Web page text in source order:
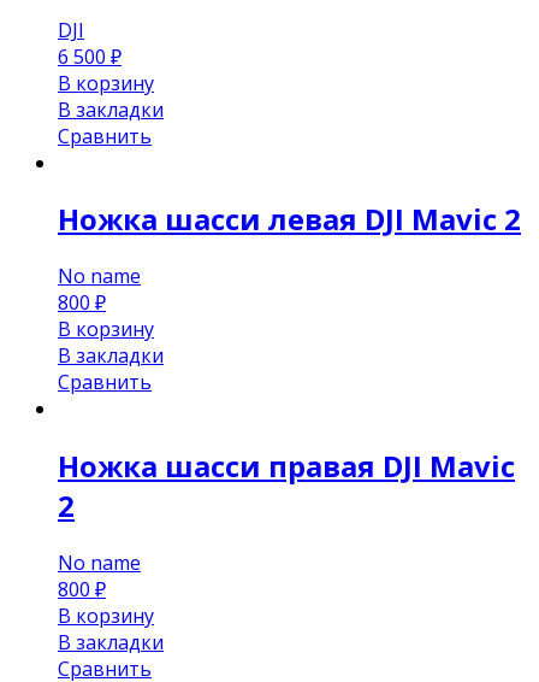
DJI
6 500 ₽
В корзину
В закладки
Сравнить
Ножка шасси левая DJI Mavic 2
No name
800 ₽
В корзину
В закладки
Сравнить
Ножка шасси правая DJI Mavic
2
No name
800 ₽
В корзину
В закладки
Сравнить